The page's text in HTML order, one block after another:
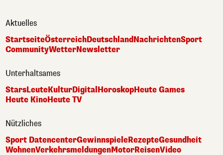
Aktuelles
StartseiteÖsterreichDeutschlandNachrichtenSport
CommunityWetterNewsletter
Unterhaltsames
StarsLeuteKulturDigital HoroskopHeute Games
Heute KinoHeute TV
Nützliches
Sport DatencenterGewinnspieleRezepteGesundheit
WohnenVerkehrsmeldungenMotorReisenVideo